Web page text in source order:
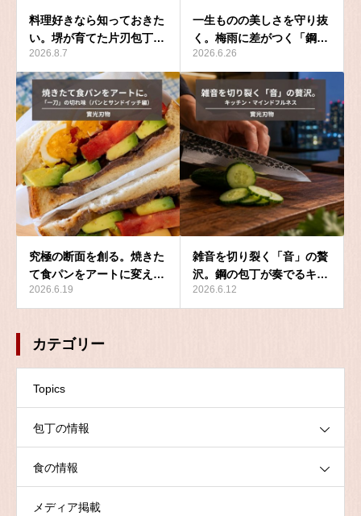
料理好きなら知っておきた
い。堺が育てた片刃包丁…
2026.8.7
一生ものの美しさを守り抜
く。梅雨に差がつく「鋼…
2026.6.26
究極の断面を創る。焼きた
て食パンをアートに変え…
2026.6.19
雑音を切り裂く「音」の贅
沢。鋼の包丁が奏でるキ…
2026.6.12
カテゴリー
Topics
包丁の情報
食の情報
メディア掲載